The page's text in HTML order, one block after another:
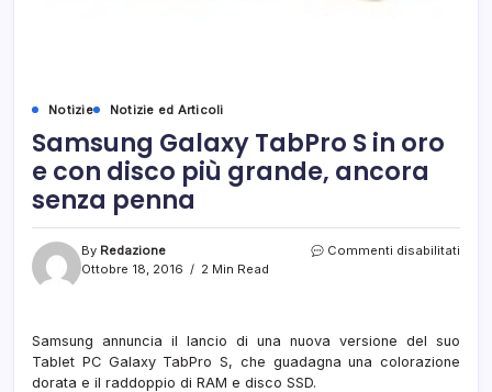
Notizie Notizie ed Articoli
Samsung Galaxy TabPro S in oro
e con disco più grande, ancora
senza penna
By Redazione
Ottobre 18, 2016
2 Min Read
Commenti disabilitati
Samsung annuncia il lancio di una nuova versione del suo
Tablet PC Galaxy TabPro S, che guadagna una colorazione
dorata e il raddoppio di RAM e disco SSD.